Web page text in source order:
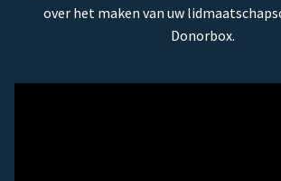
over het maken van uw
Donorbox.